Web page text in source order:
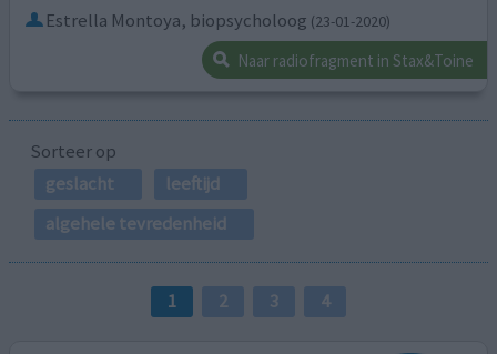
Estrella Montoya, biopsycholoog (23-01-2020)
Naar radiofragment in Stax&Toine
Sorteer op
geslacht
leeftijd
algehele tevredenheid
1 2 3 4